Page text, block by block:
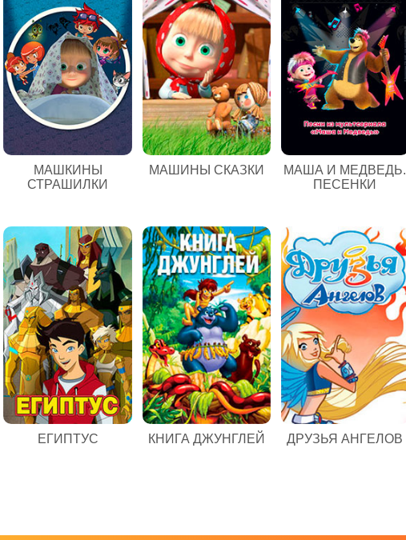
МАШКИНЫ
СТРАШИЛКИ
МАШИНЫ СКАЗКИ
МАША И МЕДВЕДЬ.
ПЕСЕНКИ
ЕГИПТУС КНИГА ДЖУНГЛЕЙ ДРУЗЬЯ АНГЕЛОВ